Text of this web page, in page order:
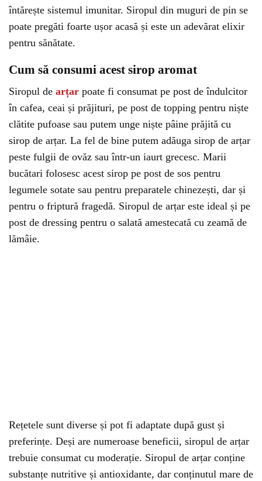
întărește sistemul imunitar. Siropul din muguri de pin se
poate pregăti foarte ușor acasă și este un adevărat elixir
pentru sănătate.
Cum să consumi acest sirop aromat
Siropul de arțar poate fi consumat pe post de îndulcitor
în cafea, ceai și prăjituri, pe post de topping pentru niște
clătite pufoase sau putem unge niște pâine prăjită cu
sirop de arțar. La fel de bine putem adăuga sirop de arțar
peste fulgii de ovăz sau într-un iaurt grecesc. Marii
bucătari folosesc acest sirop pe post de sos pentru
legumele sotate sau pentru preparatele chinezești, dar și
pentru o friptură fragedă. Siropul de arțar este ideal și pe
post de dressing pentru o salată amestecată cu zeamă de
lămâie.
Rețetele sunt diverse și pot fi adaptate după gust și
preferințe. Deși are numeroase beneficii, siropul de arțar
trebuie consumat cu moderație. Siropul de arțar conține
substanțe nutritive și antioxidante, dar conținutul mare de